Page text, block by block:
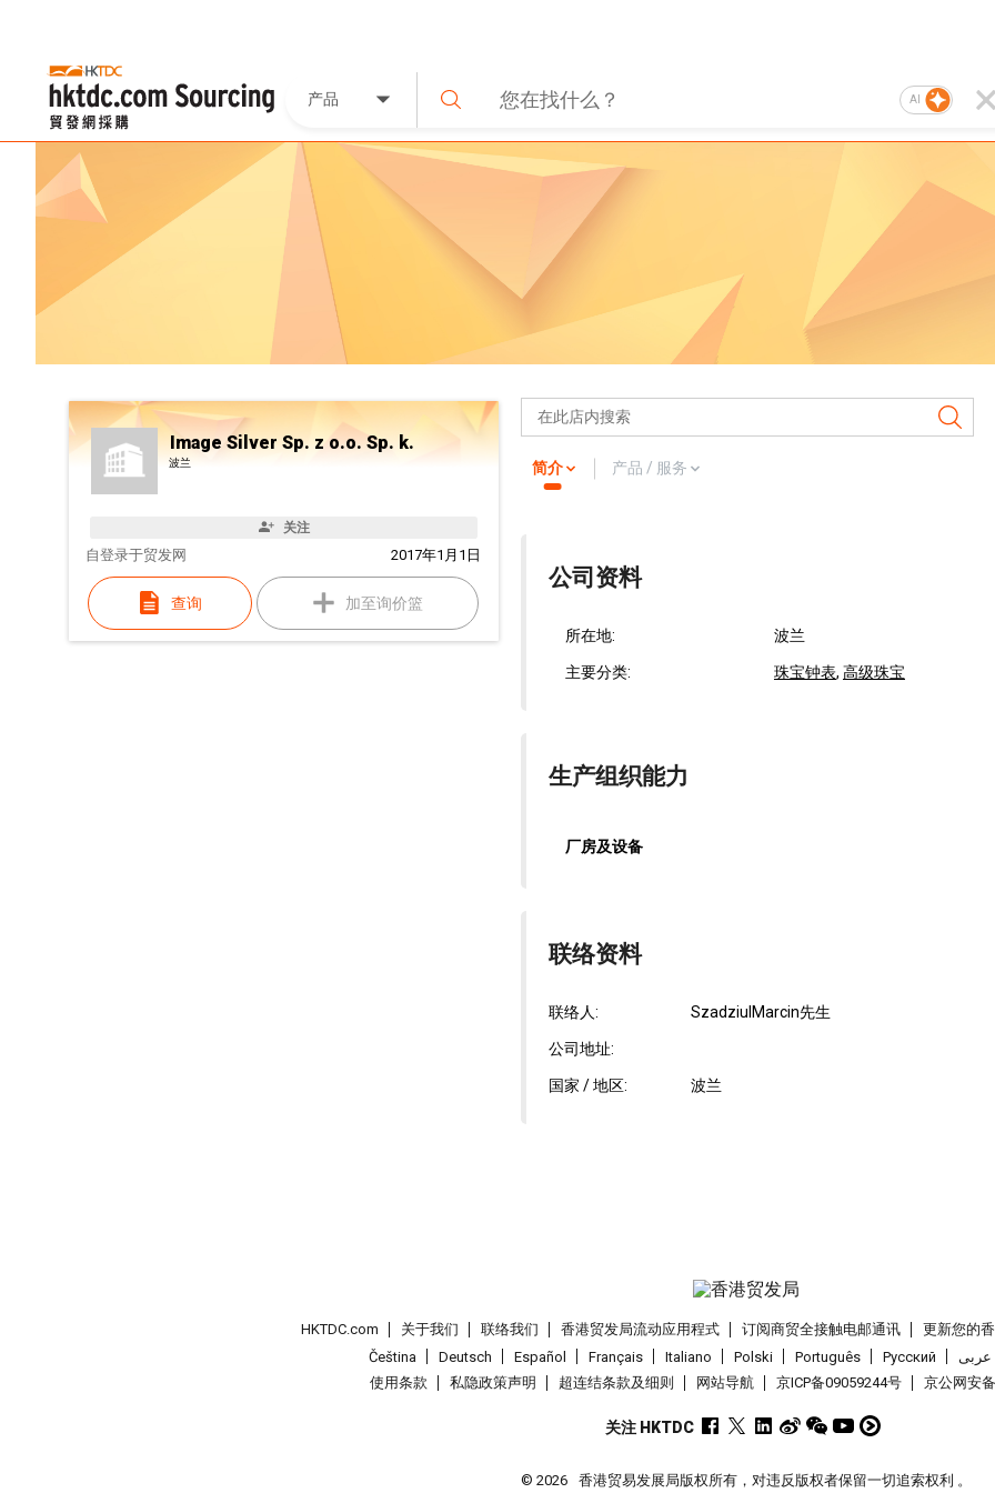
产品 AI
Image Silver Sp. z o.o. Sp. k.
波兰
关注
自 2017年1月1日
登录于贸发网
查询 加至询价篮
简介 产品 / 服务
公司资料
所在地: 波兰
主要分类: 珠宝钟表, 高级珠宝
生产组织能力
厂房及设备
联络资料
联络人: SzadziulMarcin先生
公司地址:
国家 / 地区: 波兰
HKTDC.com 关于我们 联络我们 香港贸发局流动应用程式 订阅商贸全接触电邮通讯
更新您的
Čeština
Deutsch Español Français Italiano Polski Português Pусский
عربى
使用条款
私隐政策声明 超连结条款及细则 网站导航 京ICP备09059244号 京公网安
关注 HKTDC
© 2026 香港贸易发展局版权所有，对违反版权者保留一切追索权利 。